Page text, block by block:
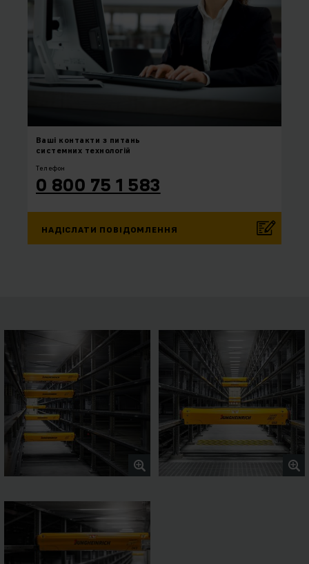
Ваші контакти з питань
системних технологій
Телефон
0 800 75 1 583
НАДІСЛАТИ ПОВІДОМЛЕННЯ